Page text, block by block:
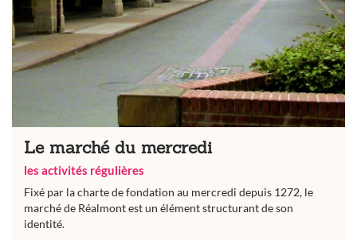
Le marché du mercredi
les activités régulières
Fixé par la charte de fondation au mercredi depuis 1272, le
marché de Réalmont est un élément structurant de son
identité.